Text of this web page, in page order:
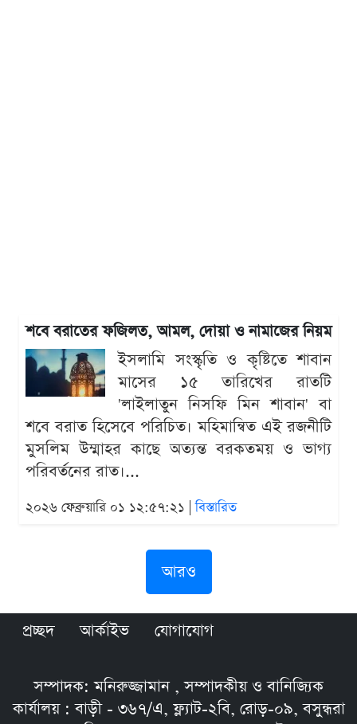
শবে বরাতের ফজিলত, আমল, দোয়া ও নামাজের নিয়ম
ইসলামি সংস্কৃতি ও কৃষ্টিতে শাবান
মাসের ১৫ তারিখের রাতটি
'লাইলাতুন নিসফি মিন শাবান' বা
শবে বরাত হিসেবে পরিচিত। মহিমান্বিত এই রজনীটি
মুসলিম উম্মাহর কাছে অত্যন্ত বরকতময় ও ভাগ্য
পরিবর্তনের রাত।...
২০২৬ ফেব্রুয়ারি ০১ ১২:৫৭:২১ |বিস্তারিত
আরও
প্রচ্ছদ আর্কাইভ যোগাযোগ
সম্পাদক: মনিরুজ্জামান , সম্পাদকীয় ও বানিজ্যিক
কার্যালয় : বাড়ী - ৩৬৭/এ, ফ্ল্যাট-২বি, রোড়-০৯, বসুন্ধরা